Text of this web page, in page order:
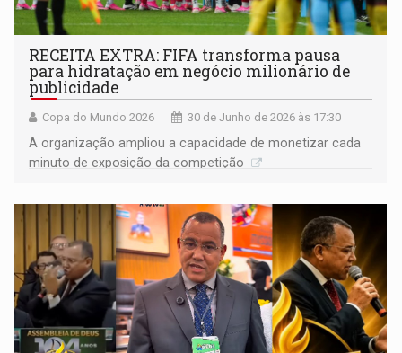
RECEITA EXTRA: FIFA transforma pausa
para hidratação em negócio milionário de
publicidade
Copa do Mundo 2026 30 de Junho de 2026 às 17:30
A organização ampliou a capacidade de monetizar cada
minuto de exposição da competição